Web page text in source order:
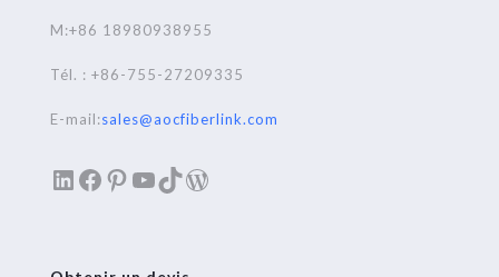
M:+86 18980938955
Tél. : +86-755-27209335
E-mail:sales@aocfiberlink.com
LinkedIn
Facebook
Pinterest
YouTube
TikTok
WordPress